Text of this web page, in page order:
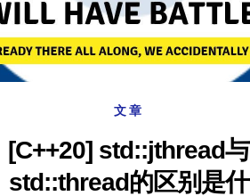
文章
[C++20] std::jthread与
std::thread的区别是什